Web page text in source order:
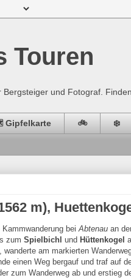
Touren
Bergsteiger und Fotograf.
🚲 ❄️
m),
bei Abtenau an
zum Spielbichl und Hüttenkogel
wanderte am markierten
einen Weg bergauf und traf auf
zum Wanderweg ab und erstieg